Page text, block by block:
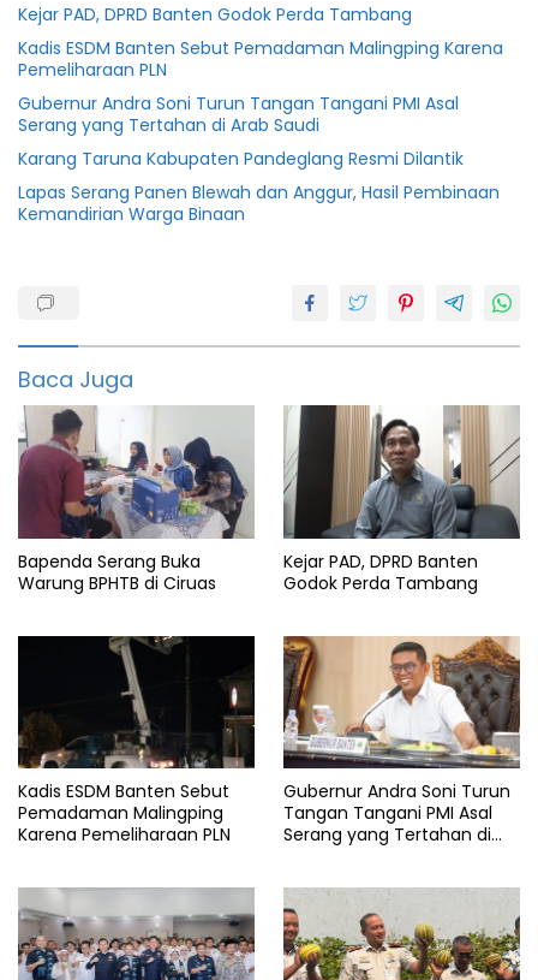
Kejar PAD, DPRD Banten Godok Perda Tambang
Kadis ESDM Banten Sebut Pemadaman Malingping Karena
Pemeliharaan PLN
Gubernur Andra Soni Turun Tangan Tangani PMI Asal
Serang yang Tertahan di Arab Saudi
Karang Taruna Kabupaten Pandeglang Resmi Dilantik
Lapas Serang Panen Blewah dan Anggur, Hasil Pembinaan
Kemandirian Warga Binaan
Bpbdpk
featured
Huntap
info
banten
Info
pandeglang
Kabupaten
Pandeglang
Baca Juga
Bapenda Serang Buka
Warung BPHTB di Ciruas
Kejar PAD, DPRD Banten
Godok Perda Tambang
Kadis ESDM Banten Sebut
Pemadaman Malingping
Karena Pemeliharaan PLN
Gubernur Andra Soni Turun
Tangan Tangani PMI Asal
Serang yang Tertahan di